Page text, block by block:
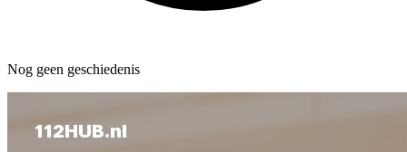
Nog geen geschiedenis